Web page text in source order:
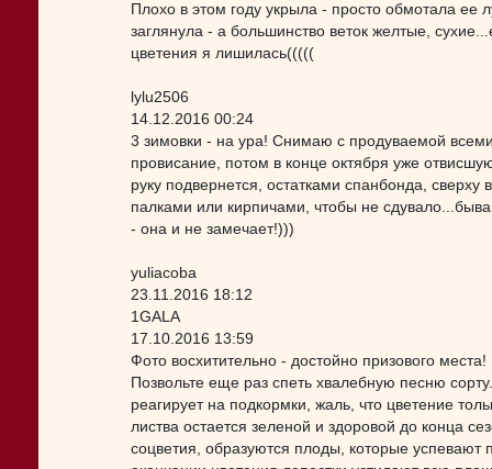
Плохо в этом году укрыла - просто обмотала ее
заглянула - а большинство веток желтые,
цветения я лишилась(((((
lylu2506
14.12.2016 00:24
3 зимовки - на ура! Снимаю с продуваемой
провисание, потом в конце октября уже
руку подвернется, остатками спанбонда, сверху
палками или кирпичами, чтобы не
- она и не замечает!)))
yuliacoba
23.11.2016 18:12
1GALA
17.10.2016 13:59
Фото восхитительно - достойно призового места!
Позвольте еще раз спеть хвалебную песню
реагирует на подкормки, жаль, что цветение
листва остается зеленой и здоровой до конца
соцветия, образуются плоды, которые успевают